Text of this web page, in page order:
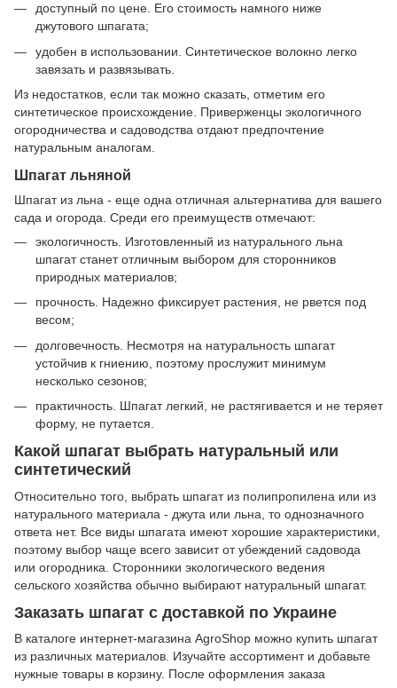
доступный по цене. Его стоимость намного ниже
джутового шпагата;
удобен в использовании. Синтетическое волокно легко
завязать и развязывать.
Из недостатков, если так можно сказать, отметим его
синтетическое происхождение. Приверженцы экологичного
огородничества и садоводства отдают предпочтение
натуральным аналогам.
Шпагат льняной
Шпагат из льна - еще одна отличная альтернатива для вашего
сада и огорода. Среди его преимуществ отмечают:
экологичность. Изготовленный из натурального льна
шпагат станет отличным выбором для сторонников
природных материалов;
прочность. Надежно фиксирует растения, не рвется под
весом;
долговечность. Несмотря на натуральность шпагат
устойчив к гниению, поэтому прослужит минимум
несколько сезонов;
практичность. Шпагат легкий, не растягивается и не теряет
форму, не путается.
Какой шпагат выбрать натуральный или
синтетический
Относительно того, выбрать шпагат из полипропилена или из
натурального материала - джута или льна, то однозначного
ответа нет. Все виды шпагата имеют хорошие характеристики,
поэтому выбор чаще всего зависит от убеждений садовода
или огородника. Сторонники экологического ведения
сельского хозяйства обычно выбирают натуральный шпагат.
Заказать шпагат с доставкой по Украине
В каталоге интернет-магазина AgroShop можно купить шпагат
из различных материалов. Изучайте ассортимент и добавьте
нужные товары в корзину. После оформления заказа